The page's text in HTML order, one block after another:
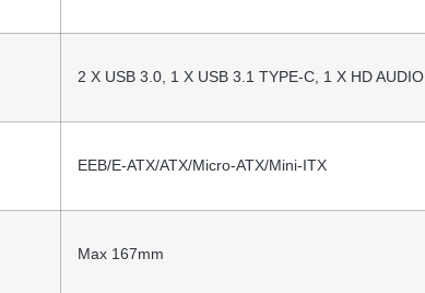
2 X USB 3.0, 1 X USB 3.1 TYPE-C, 1 X HD AUDIO
EEB/E-ATX/ATX/Micro-ATX/Mini-ITX
Max 167mm